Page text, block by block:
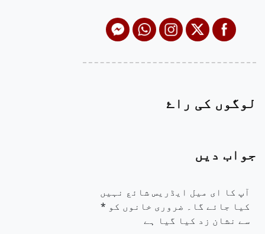
لوگوں کی راۓ
جواب دیں
آپ کا ای میل ایڈریس شائع نہیں
کیا جائے گا۔ ضروری خانوں کو *
سے نشان زد کیا گیا ہے